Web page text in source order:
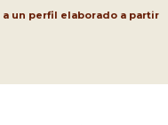
un perfil elaborado a partir